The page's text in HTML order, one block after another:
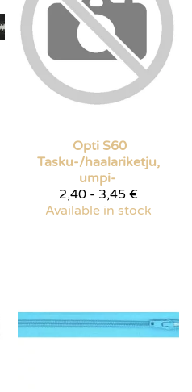
Opti S60
Tasku-/haalariketju,
umpi-
2,40 - 3,45 €
Available in stock